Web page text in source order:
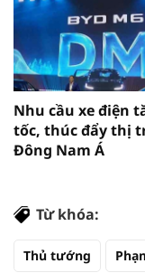
Nhu cầu xe điện
tốc, thúc đẩy thị
Đông Nam Á
Từ khóa:
Thủ tướng